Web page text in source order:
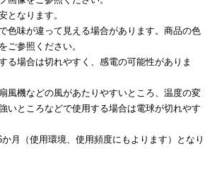
となります。
色味が違って見える場合があります。商品の色
ご参照ください。
る場合は切れやすく、感電の可能性がありま
風機などの風があたりやすいところ、温度の変
いところなどで使用する場合は電球が切れやす
月（使用環境、使用頻度にもよります）となり